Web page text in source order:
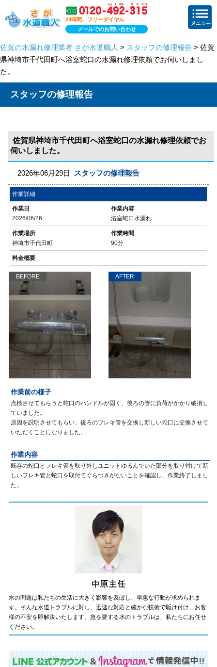
24時間、フリーダイヤル
メールでのお問い合わせ
佐賀の水漏れ修理業者 さが水道職人 > スタッフの修理報告 > 佐賀
県神埼市千代田町へ浴室蛇口の水漏れ修理依頼でお伺いしまし
た。
スタッフの修理報告
佐賀県神埼市千代田町へ浴室蛇口の水漏れ修理依頼でお
伺いしました。
2026年06月29日 スタッフの修理報告
作業詳細
作業日
2026/06/26
作業内容
浴室蛇口水漏れ
作業場所
神埼市千代田町
作業時間
90分
料金概要
BEFORE AFTER
作業前の様子
点検させてもらうと蛇口のハンドルが固く、後ろの管に負荷がかかり破損し
ていました。
原因を説明させてもらい、後ろのフレキ管を交換し新しい蛇口に交換させて
いただくことになりました。
作業内容
既存の蛇口とフレキ管を取り外しユニットゆるんでいた部分を取り付けて新
しいフレキ管と蛇口を取付てぐらつきがないことを確認し、作業終了しまし
た。
水の問題は私たちの生活に大きく影響を及ぼし、早急な行動が求められま
す。そんな水道トラブルに対し、迅速な対応と確かな技術で駆け付け、お客
様の不安を即解決いたします。急を要する水のトラブルは、私たちにお任せ
ください。